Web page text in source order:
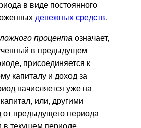
в виде постоянного
денежных средств.
процента означает,
в предыдущем
присоединяется к
капиталу и доход за
начисляется уже на
или, другими
от предыдущего периода